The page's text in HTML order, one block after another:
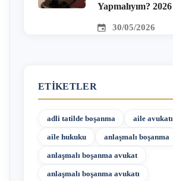
Yapmalıyım? 2026
30/05/2026
ETIKETLER
adli tatilde boşanma aile avukatı
aile hukuku anlaşmalı boşanma
anlaşmalı boşanma avukat
anlaşmalı boşanma avukatı